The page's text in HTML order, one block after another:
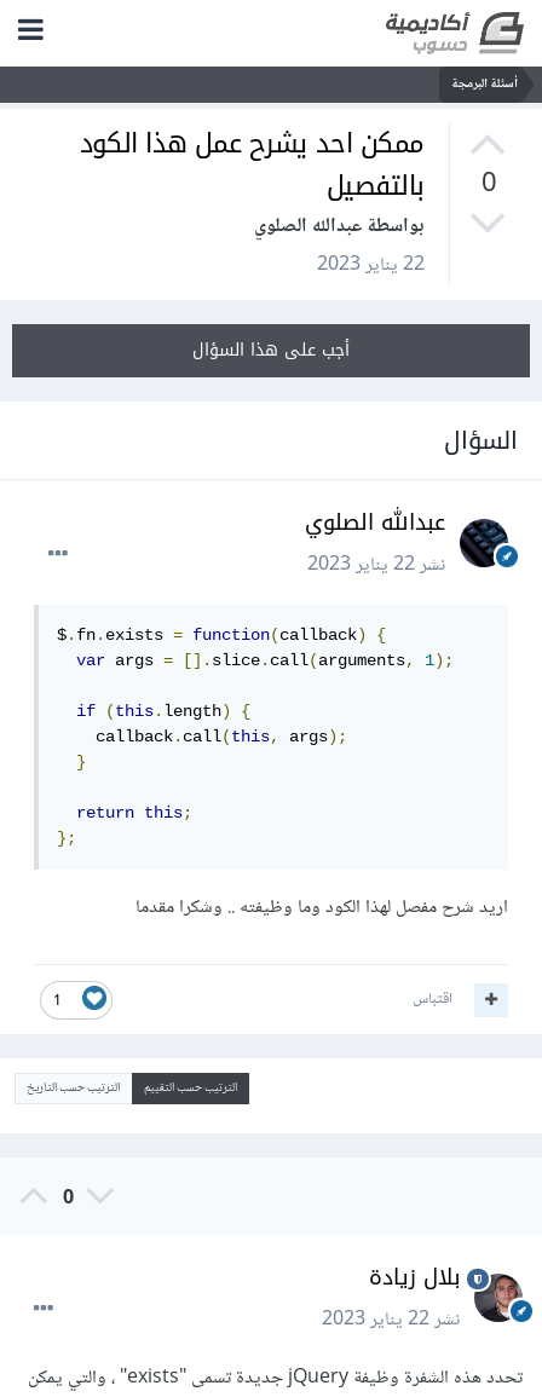
أسئلة البرمجة
0
ممكن احد يشرح عمل هذا الكود
بالتفصيل
بواسطة عبدالله الصلوي
22 يناير 2023
أجب على هذا السؤال
السؤال
عبدالله الصلوي
نشر22 يناير 2023
$.fn.exists = function(callback)
{
var args = [].slice.call(arguments, 1);
if (this.length)
{
    callback
.call(this, args);
}
return this;
};
اريد شرح مفصل لهذا الكود وما وظيفته .. وشكرا مقدما
1 اقتباس
الترتيب حسب التقييم الترتيب حسب التاريخ
0
بلال زيادة
نشر22 يناير 2023
تحدد هذه الشفرة وظيفة jQuery جديدة تسمى "exists" ، والتي يمكن